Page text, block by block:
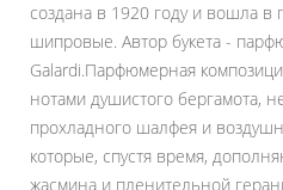
создана в 1920 году и вошла в
шипровые. Автор букета -
Galardi.Парфюмерная
нотами душистого бергамота,
прохладного шалфея и
которые, спустя время,
жасмина и пленительной